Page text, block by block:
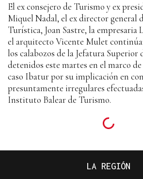
El ex consejero de Turismo y ex
Miquel Nadal, el ex director general
Turística, Joan Sastre, la empresaria
el arquitecto Vicente Mulet
los calabozos de la Jefatura Superior
detenidos este martes en el marco
caso Ibatur por su implicación en
presuntamente irregulares
Instituto Balear de Turismo.
LA REGIÓN